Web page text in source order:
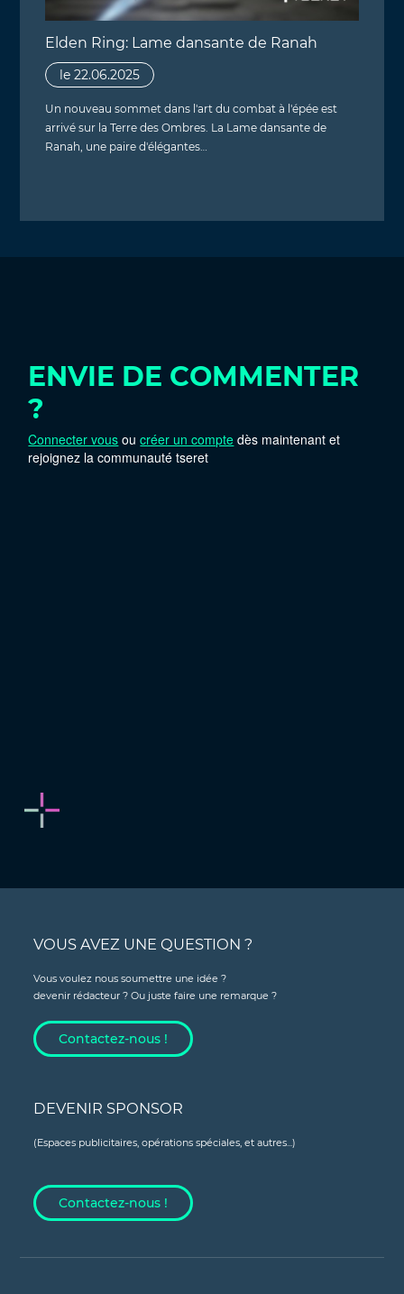
Elden Ring: Lame dansante de Ranah
le 22.06.2025
Un nouveau sommet dans l'art du combat à l'épée est
arrivé sur la Terre des Ombres. La Lame dansante de
Ranah, une paire d'élégantes…
ENVIE DE COMMENTER
?
Connecter vous oucréer un compte dès maintenant et
rejoignez la communauté tseret
VOUS AVEZ UNE QUESTION ?
Vous voulez nous soumettre une idée ?
devenir rédacteur ? Ou juste faire une remarque ?
Contactez-nous !
DEVENIR SPONSOR
(Espaces publicitaires, opérations spéciales, et autres...)
Contactez-nous !